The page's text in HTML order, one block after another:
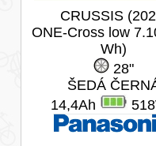
CRUSSIS
ONE-Cross low
Wh)
28"
ŠEDÁ
14,4Ah